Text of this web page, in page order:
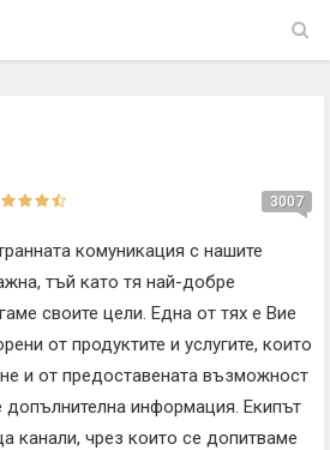
3007
комуникация с нашите
тъй като тя най-добре
своите цели. Една от тях е Вие
от продуктите и услугите, които
и от предоставената възможност
допълнителна информация. Екипът
канали, чрез които се допитваме